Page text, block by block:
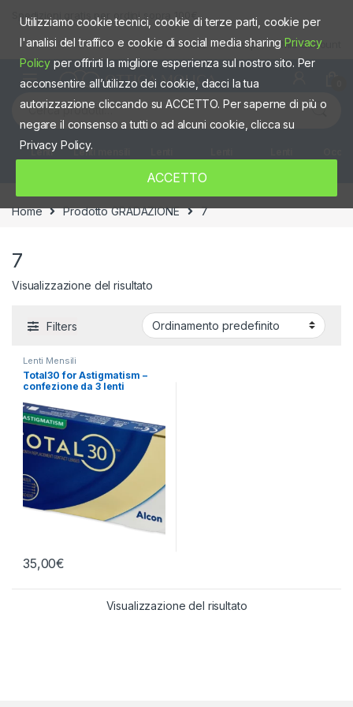
Spedizioni gratis per ordini sopra 100€
Negozio fisico Shop Mio account
Cerca:
Lenti
Lenti mensili
Home Prodotto GRADAZIONE 7
7
Visualizzazione del risultato
Filters
Lenti Mensili
Total30 for Astigmatism –
confezione da 3 lenti
35,00€
Visualizzazione del risultato
Utilizziamo cookie tecnici, cookie di terze parti, cookie per
l'analisi del traffico e cookie di social media sharingPrivacy
Policy per offrirti la migliore esperienza sul nostro sito. Per
acconsentire all’utilizzo dei cookie, dacci la tua
autorizzazione cliccando su ACCETTO. Per saperne di più o
negare il consenso a tutti o ad alcuni cookie, clicca su
Privacy Policy.
ACCETTO